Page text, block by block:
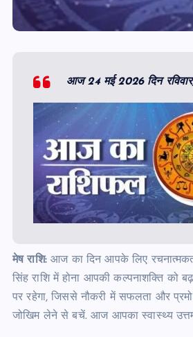
आज 24 मई 2026 दिन
मेष राशि:आज का दिन आपके लिए
सिंह राशि में होना आपकी कल्पनाशक्ति को
पर रहेगा, जिससे नौकरी में सफलता और
जोखिम लेने से बचें. आज आपका स्वास्थ्य